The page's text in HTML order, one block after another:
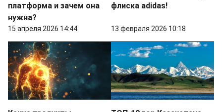
платформа и зачем она
нужна?
15 апреля 2026 14:44
флиска adidas!
13 февраля 2026 10:18